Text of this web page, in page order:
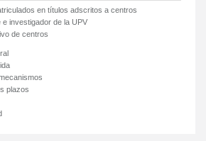
en títulos adscritos a centros
e investigador de la UPV
de centros
plazos